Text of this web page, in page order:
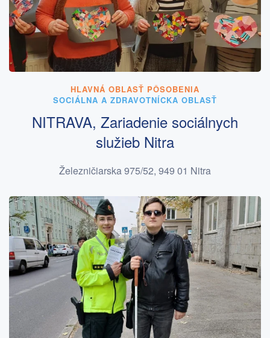
HLAVNÁ OBLASŤ PÔSOBENIA
SOCIÁLNA A ZDRAVOTNÍCKA OBLASŤ
NITRAVA, Zariadenie sociálnych
služieb Nitra
Železničiarska 975/52, 949 01 Nitra